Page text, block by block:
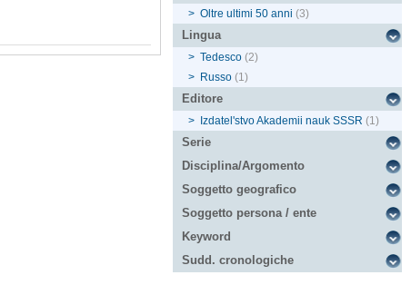
> Oltre ultimi 50 anni (3)
Lingua
> Tedesco (2)
> Russo (1)
Editore
> Izdatel'stvo Akademii nauk SSSR (1)
Serie
Disciplina/Argomento
Soggetto geografico
Soggetto persona / ente
Keyword
Sudd. cronologiche